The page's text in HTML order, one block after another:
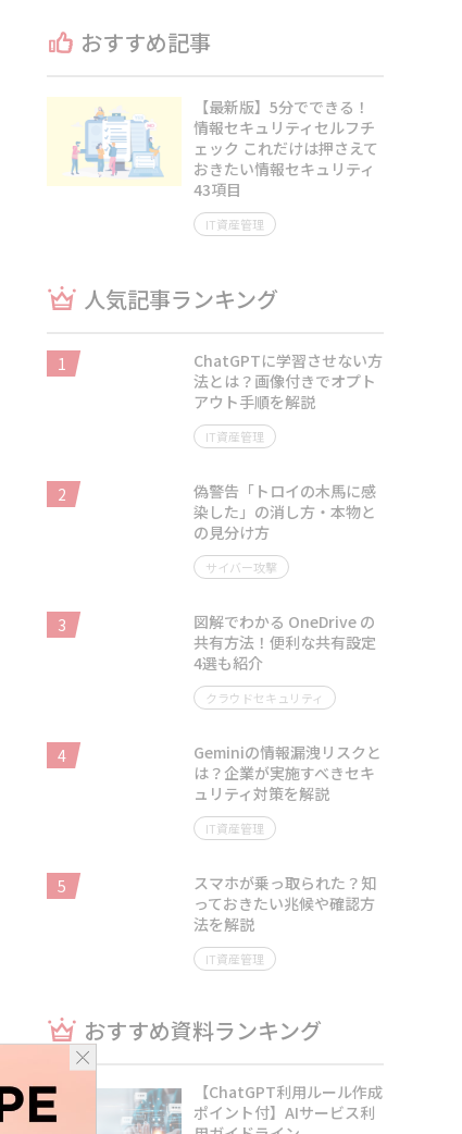
おすすめ記事
【最新版】5分でできる！
情報セキュリティセルフチ
ェック これだけは押さえて
おきたい情報セキュリティ
43項目
IT資産管理
人気記事ランキング
1
ChatGPTに学習させない方
法とは？画像付きでオプト
アウト手順を解説
IT資産管理
2
偽警告「トロイの木馬に感
染した」の消し方・本物と
の見分け方
サイバー攻撃
3
図解でわかる OneDrive の
共有方法！便利な共有設定
4選も紹介
クラウドセキュリティ
4
Geminiの情報漏洩リスクと
は？企業が実施すべきセキ
ュリティ対策を解説
IT資産管理
5
スマホが乗っ取られた？知
っておきたい兆候や確認方
法を解説
IT資産管理
おすすめ資料ランキング
【ChatGPT利用ルール作成
ポイント付】AIサービス利